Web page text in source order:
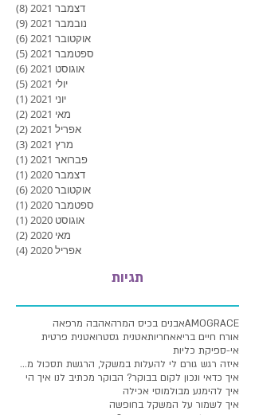
דצמבר 2021
(8)
נובמבר 2021
(9)
אוקטובר 2021
(6)
ספטמבר 2021
(5)
אוגוסט 2021
(6)
יולי 2021
(5)
יוני 2021
(1)
מאי 2021
(2)
אפריל 2021
(2)
מרץ 2021
(3)
פברואר 2021
(1)
דצמבר 2020
(1)
אוקטובר 2020
(6)
ספטמבר 2020
(1)
אוגוסט 2020
(1)
מאי 2020
(2)
אפריל 2020
(4)
תגיות
AMOGRACEאבנים בכיס המרהאהבה מרפאה
אורח חיים בריאאחריותאטנית גסטרואטנית פרטית
אי-ספיקת כליות
איזה רגש גורם לי להעלות במשקל, הרגשת תסכול מעלייה
איך כדאי ונכון לקום בבוקר? הבוקר מכתיב לנו איך הי
איך להימנע מבולמוסי אכילה
איך לשמור על המשקל בחופשה